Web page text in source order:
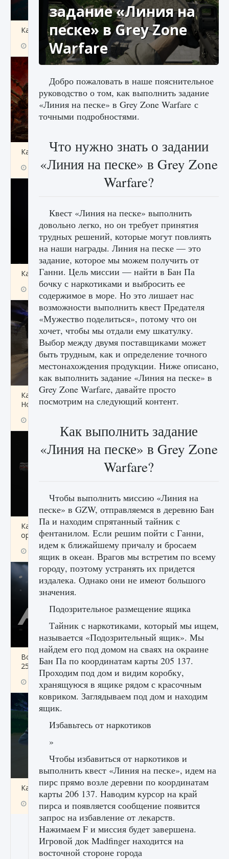
Как создавать предметы в Creatures of Ava
9 августа 2024 1 266 0 0
Как найти Гробницу Изгоев в Diablo 4
9 августа 2024 1 337 0 0
Как получить Thunder Egg в Stardew Valley
9 августа 2024 1 244 0 0
Как исправить неработающие награды For
Honor
Как разблокировать чертеж счастливого
оружия в MW3 и Warzone
9 августа 2024 1 151 0 0
Все новые функции Ultimate Team в EA FC
25
9 августа 2024 1 297 0 0
Как включить чат в Fortnite
9 августа 2024 1 335 0 0
задание «Линия на
песке» в Grey Zone
Warfare
Добро пожаловать в наше пояснительное
руководство о том, как выполнить задание
«Линия на песке» в Grey Zone Warfare с
точными подробностями.
Что нужно знать о задании
«Линия на песке» в Grey Zone
Warfare?
Квест «Линия на песке» выполнить
довольно легко, но он требует принятия
трудных решений, которые могут повлиять
на наши награды. Линия на песке — это
задание, которое мы можем получить от
Ганни. Цель миссии — найти в Бан Па
бочку с наркотиками и выбросить ее
содержимое в море. Но это лишает нас
возможности выполнить квест Предателя
«Мужество поделиться», потому что он
хочет, чтобы мы отдали ему шкатулку.
Выбор между двумя поставщиками может
быть трудным, как и определение точного
местонахождения продукции. Ниже описано,
как выполнить задание «Линия на песке» в
Grey Zone Warfare, давайте просто
посмотрим на следующий контент.
Как выполнить задание
«Линия на песке» в Grey Zone
Warfare?
Чтобы выполнить миссию «Линия на
песке» в GZW, отправляемся в деревню Бан
Па и находим спрятанный тайник с
фентанилом. Если решим пойти с Ганни,
идем к ближайшему причалу и бросаем
ящик в океан. Врагов мы встретим по всему
городу, поэтому устранять их придется
издалека. Однако они не имеют большого
значения.
Подозрительное размещение ящика
Тайник с наркотиками, который мы ищем,
называется «Подозрительный ящик». Мы
найдем его под домом на сваях на окраине
Бан Па по координатам карты 205 137.
Проходим под дом и видим коробку,
хранящуюся в ящике рядом с красочным
ковриком. Заглядываем под дом и находим
ящик.
Избавьтесь от наркотиков
»
Чтобы избавиться от наркотиков и
выполнить квест «Линия на песке», идем на
пирс прямо возле деревни по координатам
карты 206 137. Наводим курсор на край
пирса и появляется сообщение появится
запрос на избавление от лекарств.
Нажимаем F и миссия будет завершена.
Игровой док Madfinger находится на
восточной стороне города